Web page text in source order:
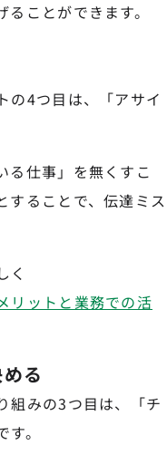
ことができます。
の4つ目は、「アサイ
る仕事」を無くすこ
することで、伝達ミス
く
リットと業務での活
る
組みの3つ目は、「チ
。